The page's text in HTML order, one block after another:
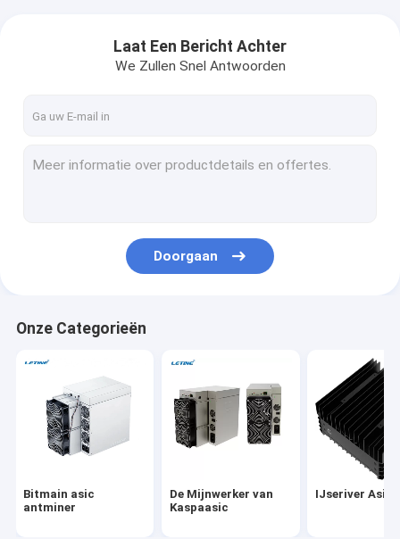
De Mijnwerker van Kaspaasic
IJseriver Asic Miner
Jasmijnwerker
iBeLink Mijnwerker
Mijnwerker Graphic Card
Harde schijfmijnbouw
Laat Een Bericht Achter
We Zullen Snel Antwoorden
Doorgaan
Onze Categorieën
Bitmain asic
antminer
De Mijnwerker van
Kaspaasic
IJseriver Asic